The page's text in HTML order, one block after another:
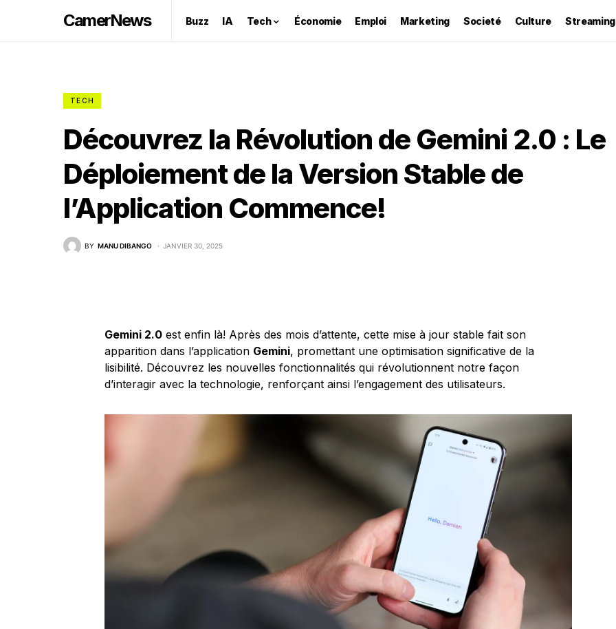
CamerNews Buzz IA Tech Économie Emploi Marketing Societé Culture Streaming
TECH
Découvrez la Révolution de Gemini 2.0 : Le
Déploiement de la Version Stable de
l’Application Commence!
BY MANU DIBANGO JANVIER 30, 2025
Gemini 2.0 est enfin là! Après des mois d’attente, cette mise à jour stable fait son
apparition dans l’application Gemini, promettant une optimisation significative de la
lisibilité. Découvrez les nouvelles fonctionnalités qui révolutionnent notre façon
d’interagir avec la technologie, renforçant ainsi l’engagement des utilisateurs.